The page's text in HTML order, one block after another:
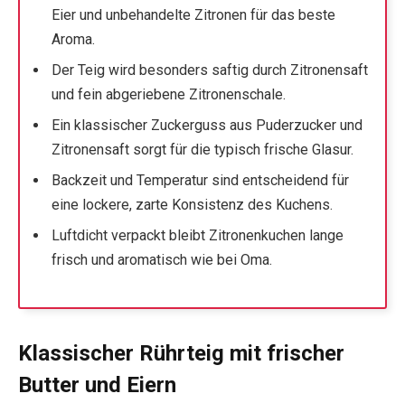
Eier und unbehandelte Zitronen für das beste
Aroma.
Der Teig wird besonders saftig durch Zitronensaft
und fein abgeriebene Zitronenschale.
Ein klassischer Zuckerguss aus Puderzucker und
Zitronensaft sorgt für die typisch frische Glasur.
Backzeit und Temperatur sind entscheidend für
eine lockere, zarte Konsistenz des Kuchens.
Luftdicht verpackt bleibt Zitronenkuchen lange
frisch und aromatisch wie bei Oma.
Klassischer Rührteig mit frischer
Butter und Eiern